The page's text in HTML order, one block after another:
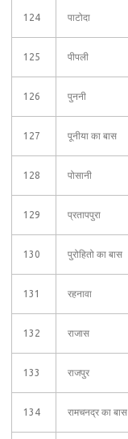
124 पाटोदा
125 पीपली
126 पुननी
127 पूनीया का बास
128 पोसानी
129 प्रतापपुरा
130 पुरोहितो का बास
131 रहनावा
132 राजास
133 राजपुर
134 रामचनद्र का बास